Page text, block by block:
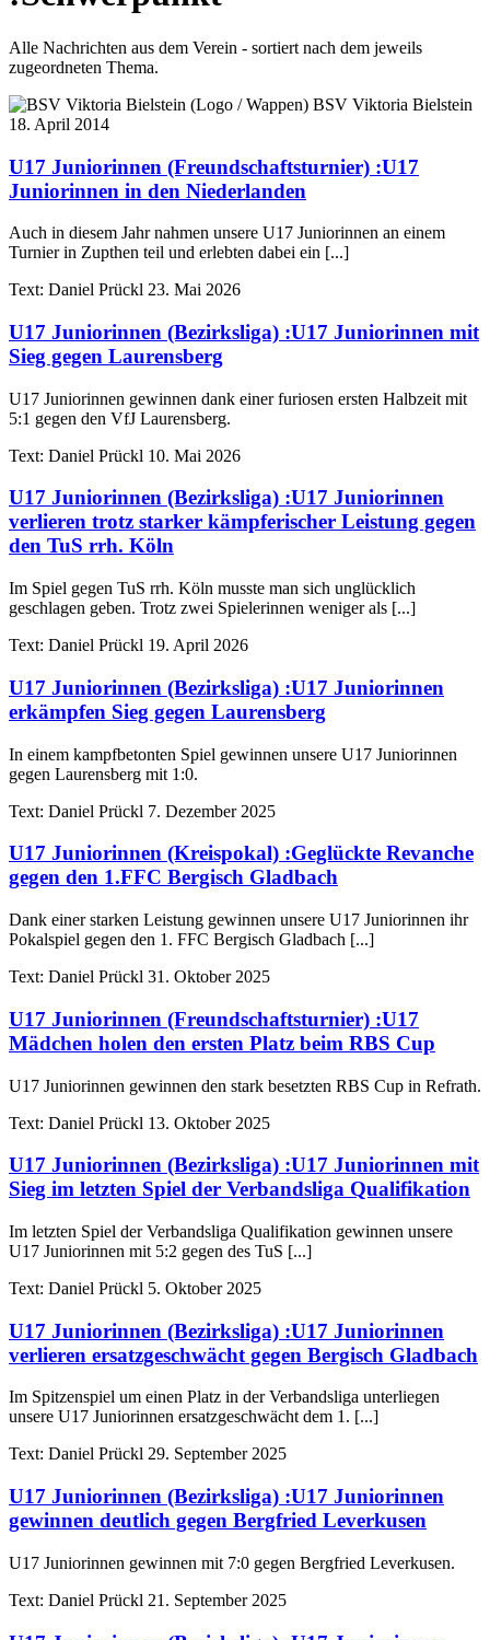
Alle Nachrichten aus dem Verein - sortiert nach dem jeweils
zugeordneten Thema.
BSV Viktoria Bielstein
18. April 2014
U17 Juniorinnen (Freundschaftsturnier) :U17
Juniorinnen in den Niederlanden
Auch in diesem Jahr nahmen unsere U17 Juniorinnen an einem
Turnier in Zupthen teil und erlebten dabei ein [...]
Text: Daniel Prückl 23. Mai 2026
U17 Juniorinnen (Bezirksliga) :U17 Juniorinnen mit
Sieg gegen Laurensberg
U17 Juniorinnen gewinnen dank einer furiosen ersten Halbzeit mit
5:1 gegen den VfJ Laurensberg.
Text: Daniel Prückl 10. Mai 2026
U17 Juniorinnen (Bezirksliga) :U17 Juniorinnen
verlieren trotz starker kämpferischer Leistung gegen
den TuS rrh. Köln
Im Spiel gegen TuS rrh. Köln musste man sich unglücklich
geschlagen geben. Trotz zwei Spielerinnen weniger als [...]
Text: Daniel Prückl 19. April 2026
U17 Juniorinnen (Bezirksliga) :U17 Juniorinnen
erkämpfen Sieg gegen Laurensberg
In einem kampfbetonten Spiel gewinnen unsere U17 Juniorinnen
gegen Laurensberg mit 1:0.
Text: Daniel Prückl 7. Dezember 2025
U17 Juniorinnen (Kreispokal) :Geglückte Revanche
gegen den 1.FFC Bergisch Gladbach
Dank einer starken Leistung gewinnen unsere U17 Juniorinnen ihr
Pokalspiel gegen den 1. FFC Bergisch Gladbach [...]
Text: Daniel Prückl 31. Oktober 2025
U17 Juniorinnen (Freundschaftsturnier) :U17
Mädchen holen den ersten Platz beim RBS Cup
U17 Juniorinnen gewinnen den stark besetzten RBS Cup in Refrath.
Text: Daniel Prückl 13. Oktober 2025
U17 Juniorinnen (Bezirksliga) :U17 Juniorinnen mit
Sieg im letzten Spiel der Verbandsliga Qualifikation
Im letzten Spiel der Verbandsliga Qualifikation gewinnen unsere
U17 Juniorinnen mit 5:2 gegen des TuS [...]
Text: Daniel Prückl 5. Oktober 2025
U17 Juniorinnen (Bezirksliga) :U17 Juniorinnen
verlieren ersatzgeschwächt gegen Bergisch Gladbach
Im Spitzenspiel um einen Platz in der Verbandsliga unterliegen
unsere U17 Juniorinnen ersatzgeschwächt dem 1. [...]
Text: Daniel Prückl 29. September 2025
U17 Juniorinnen (Bezirksliga) :U17 Juniorinnen
gewinnen deutlich gegen Bergfried Leverkusen
U17 Juniorinnen gewinnen mit 7:0 gegen Bergfried Leverkusen.
Text: Daniel Prückl 21. September 2025